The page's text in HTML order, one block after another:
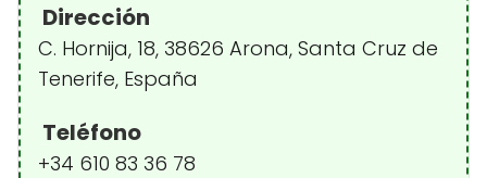
Dirección
C. Hornija, 18, 38626 Arona, Santa Cruz de
Tenerife, España
Teléfono
+34 610 83 36 78